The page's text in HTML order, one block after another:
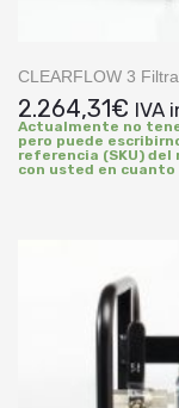
CLEARFLOW 3
2.264,31€ IVA
Actualmente no
pero puede
referencia (SKU)
con usted en